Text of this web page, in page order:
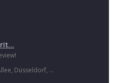
Düsseldorf, ...